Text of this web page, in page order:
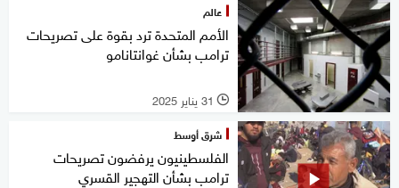
عالم
الأمم المتحدة ترد بقوة على تصريحات
ترامب بشأن غوانتانامو
l 31 يناير 2025
شرق أوسط
الفلسطينيون يرفضون تصريحات
ترامب بشأن التهجير القسري